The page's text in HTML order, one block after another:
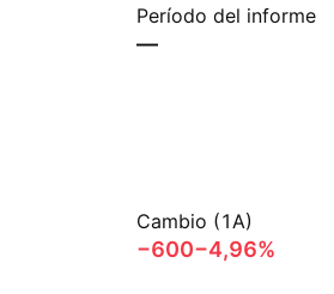
Período del informe
—
Cambio (1A)
−600−4,96%